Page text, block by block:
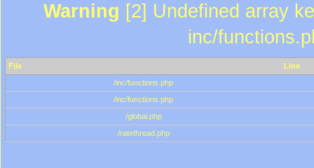
Warning [2] Undefined array
inc/
File
Line
/inc/functions.php
/inc/functions.php
/global.php
/ratethread.php